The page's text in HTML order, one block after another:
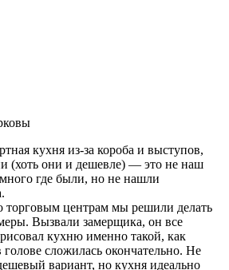
кухня из-за короба и выступов,
(хоть они и дешевле) — это не наш
где были, но не нашли
торговым центрам мы решили делать
Вызвали замерщика, он все
кухню именно такой, как
голове сложилась окончательно. Не
вариант, но кухня идеально